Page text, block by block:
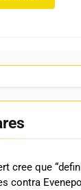
cree que
contra